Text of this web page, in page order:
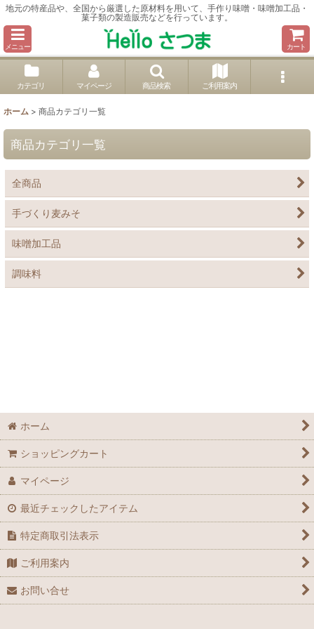
地元の特産品や、全国から厳選した原材料を用いて、手作り味噌・味噌加工品・
菓子類の製造販売などを行っています。
メニュー カート
カテゴリ マイページ 商品検索 ご利用案内
ホーム > 商品カテゴリ一覧
商品カテゴリ一覧
全商品
手づくり麦みそ
味噌加工品
調味料
ホーム
ショッピングカート
マイページ
最近チェックしたアイテム
特定商取引法表示
ご利用案内
お問い合せ